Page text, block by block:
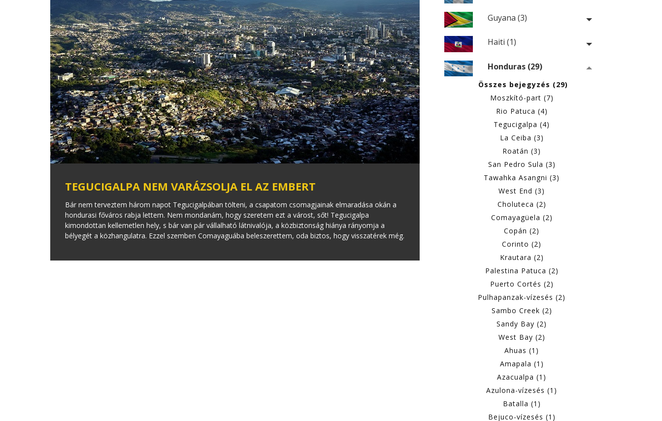
TEGUCIGALPA NEM VARÁZSOLJA EL AZ EMBERT
Bár nem terveztem három napot Tegucigalpában tölteni, a csapatom csomagjainak elmaradása okán a
hondurasi főváros rabja lettem. Nem mondanám, hogy szeretem ezt a várost, sőt! Tegucigalpa
kimondottan kellemetlen hely, s bár van pár vállalható látnivalója, a közbiztonság hiánya rányomja a
bélyegét a közhangulatra. Ezzel szemben Comayaguába beleszerettem, oda biztos, hogy visszatérek még.
Guyana (3)
Haiti (1)
Honduras (29)
Összes bejegyzés (29)
Moszkító-part (7)
Rio Patuca (4)
Tegucigalpa (4)
La Ceiba (3)
Roatán (3)
San Pedro Sula (3)
Tawahka Asangni (3)
West End (3)
Choluteca (2)
Comayagüela (2)
Copán (2)
Corinto (2)
Krautara (2)
Palestina Patuca (2)
Puerto Cortés (2)
Pulhapanzak-vízesés (2)
Sambo Creek (2)
Sandy Bay (2)
West Bay (2)
Ahuas (1)
Amapala (1)
Azacualpa (1)
Azulona-vízesés (1)
Batalla (1)
Bejuco-vízesés (1)